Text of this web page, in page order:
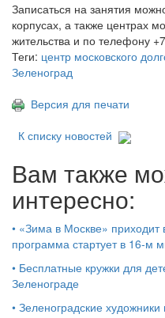
Записаться на занятия
корпусах, а также центрах
жительства и по телефону
Теги: центр московского
Зеленоград
Версия для печати
К списку новостей
Вам также
интересно:
• «Зима в Москве» приходит
программа стартует в 16‑м
• Бесплатные кружки для
Зеленограде
• Зеленоградские